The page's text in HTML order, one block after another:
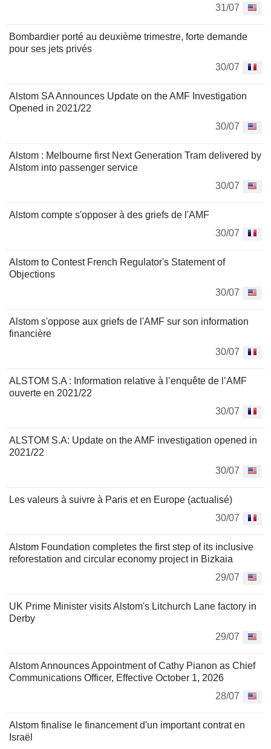
31/07
Bombardier porté au deuxième trimestre, forte demande
pour ses jets privés
30/07
Alstom SA Announces Update on the AMF Investigation
Opened in 2021/22
30/07
Alstom : Melbourne first Next Generation Tram delivered by
Alstom into passenger service
30/07
Alstom compte s'opposer à des griefs de l'AMF
30/07
Alstom to Contest French Regulator's Statement of
Objections
30/07
Alstom s'oppose aux griefs de l'AMF sur son information
financière
30/07
ALSTOM S.A : Information relative à l’enquête de l’AMF
ouverte en 2021/22
30/07
ALSTOM S.A: Update on the AMF investigation opened in
2021/22
30/07
Les valeurs à suivre à Paris et en Europe (actualisé)
30/07
Alstom Foundation completes the first step of its inclusive
reforestation and circular economy project in Bizkaia
29/07
UK Prime Minister visits Alstom's Litchurch Lane factory in
Derby
29/07
Alstom Announces Appointment of Cathy Pianon as Chief
Communications Officer, Effective October 1, 2026
28/07
Alstom finalise le financement d'un important contrat en
Israël